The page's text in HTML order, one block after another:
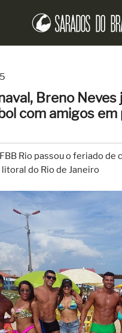
Breno Neves
com amigos em
Rio passou o feriado de
do Rio de Janeiro